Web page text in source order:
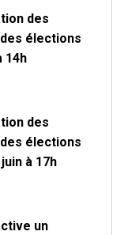
des
élections
14h
des
élections
à 17h
un